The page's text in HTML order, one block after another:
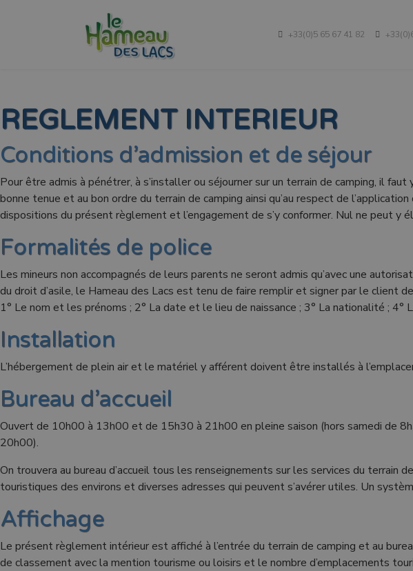
+33(0)5 65 67 41 82
Hébergements
Tourisme
Contact
Blog
REGLEMENT INTERIEUR
Conditions d’admission et de séjour
Pour être admis à pénétrer, à s’installer ou séjourner sur un terrain de camping, il
bonne tenue et au bon ordre du terrain de camping ainsi qu’au respect de
dispositions du présent règlement et l’engagement de s’y conformer. Nul ne peut y
Formalités de police
Les mineurs non accompagnés de leurs parents ne seront admis qu’avec une
du droit d’asile, le Hameau des Lacs est tenu de faire remplir et signer par le client
1° Le nom et les prénoms ; 2° La date et le lieu de naissance ; 3° La nationalité ;
Installation
L’hébergement de plein air et le matériel y afférent doivent être installés à
Bureau d’accueil
Ouvert de 10h00 à 13h00 et de 15h30 à 21h00 en pleine saison (hors samedi de
20h00).
On trouvera au bureau d’accueil tous les renseignements sur les services du
touristiques des environs et diverses adresses qui peuvent s’avérer utiles. Un
Affichage
Le présent règlement intérieur est affiché à l’entrée du terrain de camping et au
de classement avec la mention tourisme ou loisirs et le nombre d’emplacements